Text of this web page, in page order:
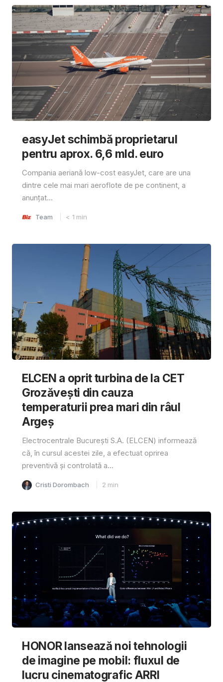
easyJet schimbă proprietarul
pentru aprox. 6,6 mld. euro
Compania aeriană low-cost easyJet, care are una
dintre cele mai mari aeroflote de pe continent, a
anunțat...
Team < 1 min
ELCEN a oprit turbina de la CET
Grozăvești din cauza
temperaturii prea mari din râul
Argeș
Electrocentrale București S.A. (ELCEN) informează
că, în cursul acestei zile, a efectuat oprirea
preventivă și controlată a...
Cristi Dorombach 2 min
HONOR lansează noi tehnologii
de imagine pe mobil: fluxul de
lucru cinematografic ARRI